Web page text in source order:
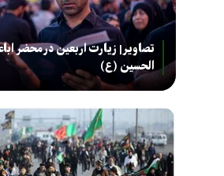
تصاویر| زیارت اربعین در محضر
الحسین (ع)